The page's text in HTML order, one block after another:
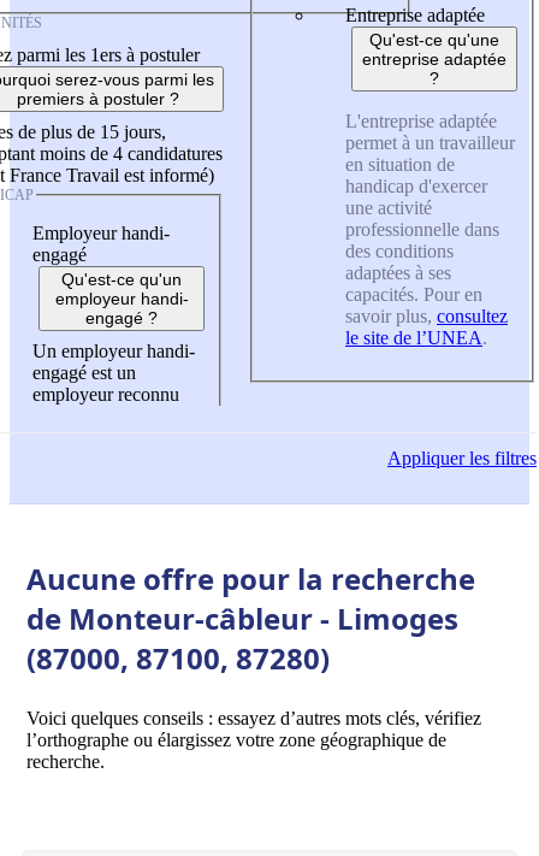
parmi les 1ers à postuler
serez-vous parmi les
premiers à postuler ?
de plus de 15 jours,
moins de 4 candidatures
France Travail est informé)
Employeur handi-
engagé
Qu'est-ce qu'un
employeur handi-
engagé ?
Un employeur handi-
engagé est un
employeur reconnu
Entreprise adaptée
Qu'est-ce qu'une
entreprise adaptée
?
L'entreprise adaptée
permet à un travailleur
en situation de
handicap d'exercer
une activité
professionnelle dans
des conditions
adaptées à ses
capacités. Pour en
savoir plus, consultez
le site de l’UNEA.
Appliquerles filtres
Aucune offre pour la recherche
de Monteur-câbleur - Limoges
(87000, 87100, 87280)
Voici quelques conseils : essayez d’autres mots clés, vérifiez
l’orthographe ou élargissez votre zone géographique de
recherche.